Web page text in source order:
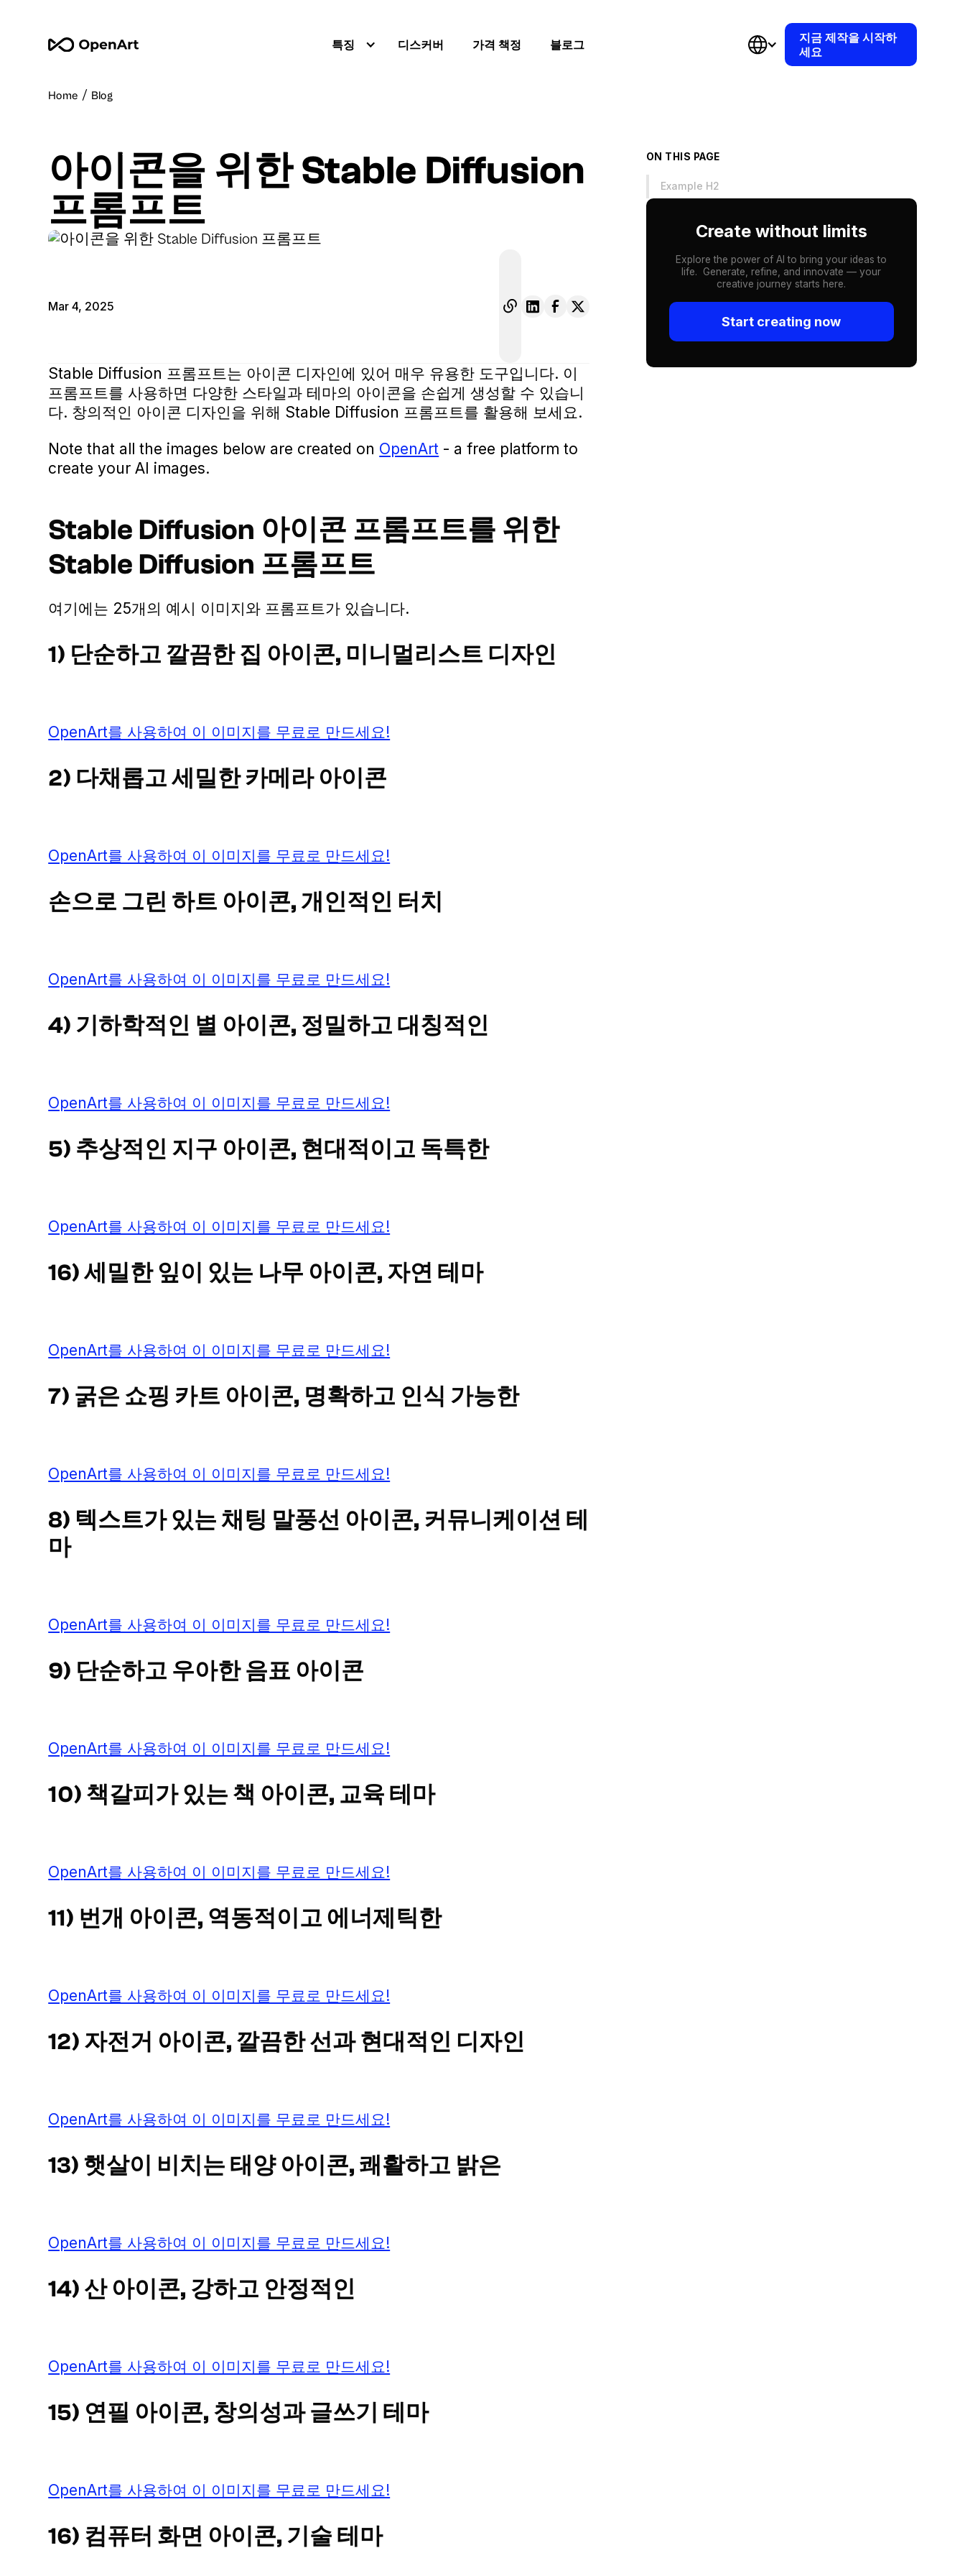
특징 디스커버 가격 책정 블로그
지금 제작을 시작하
세요
Home / Blog
아이콘을 위한 Stable Diffusion
프롬프트
Mar 4, 2025
Stable Diffusion 프롬프트는 아이콘 디자인에 있어 매우 유용한 도구입니다. 이
프롬프트를 사용하면 다양한 스타일과 테마의 아이콘을 손쉽게 생성할 수 있습니
다. 창의적인 아이콘 디자인을 위해 Stable Diffusion 프롬프트를 활용해 보세요.
Note that all the images below are created on OpenArt - a free platform to
create your AI images.
Stable Diffusion 아이콘 프롬프트를 위한
Stable Diffusion 프롬프트
여기에는 25개의 예시 이미지와 프롬프트가 있습니다.
1) 단순하고 깔끔한 집 아이콘, 미니멀리스트 디자인
OpenArt를 사용하여 이 이미지를 무료로 만드세요!
2) 다채롭고 세밀한 카메라 아이콘
OpenArt를 사용하여 이 이미지를 무료로 만드세요!
손으로 그린 하트 아이콘, 개인적인 터치
OpenArt를 사용하여 이 이미지를 무료로 만드세요!
4) 기하학적인 별 아이콘, 정밀하고 대칭적인
OpenArt를 사용하여 이 이미지를 무료로 만드세요!
5) 추상적인 지구 아이콘, 현대적이고 독특한
OpenArt를 사용하여 이 이미지를 무료로 만드세요!
16) 세밀한 잎이 있는 나무 아이콘, 자연 테마
OpenArt를 사용하여 이 이미지를 무료로 만드세요!
7) 굵은 쇼핑 카트 아이콘, 명확하고 인식 가능한
OpenArt를 사용하여 이 이미지를 무료로 만드세요!
8) 텍스트가 있는 채팅 말풍선 아이콘, 커뮤니케이션 테
마
OpenArt를 사용하여 이 이미지를 무료로 만드세요!
9) 단순하고 우아한 음표 아이콘
OpenArt를 사용하여 이 이미지를 무료로 만드세요!
10) 책갈피가 있는 책 아이콘, 교육 테마
OpenArt를 사용하여 이 이미지를 무료로 만드세요!
11) 번개 아이콘, 역동적이고 에너제틱한
OpenArt를 사용하여 이 이미지를 무료로 만드세요!
12) 자전거 아이콘, 깔끔한 선과 현대적인 디자인
OpenArt를 사용하여 이 이미지를 무료로 만드세요!
13) 햇살이 비치는 태양 아이콘, 쾌활하고 밝은
OpenArt를 사용하여 이 이미지를 무료로 만드세요!
14) 산 아이콘, 강하고 안정적인
OpenArt를 사용하여 이 이미지를 무료로 만드세요!
15) 연필 아이콘, 창의성과 글쓰기 테마
OpenArt를 사용하여 이 이미지를 무료로 만드세요!
16) 컴퓨터 화면 아이콘, 기술 테마
ON THIS PAGE
Example H2
Create without limits
Explore the power of AI to bring your ideas to
life. Generate, refine, and innovate — your
creative journey starts here.
Start creating now